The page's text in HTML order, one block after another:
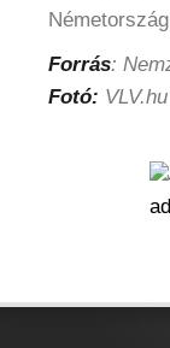
Forrás:
Fotó: VLV.hu